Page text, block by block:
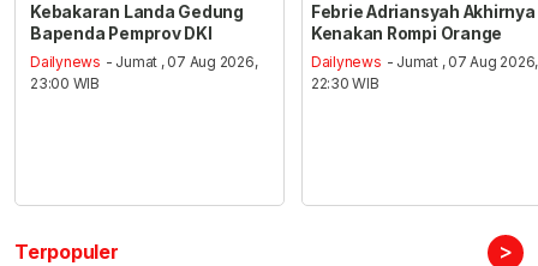
Kebakaran Landa Gedung
Bapenda Pemprov DKI
Dailynews - Jumat , 07 Aug 2026,
23:00 WIB
Febrie Adriansyah Akhirnya
Kenakan Rompi Orange
Dailynews - Jumat , 07 Aug 2026,
22:30 WIB
Terpopuler >